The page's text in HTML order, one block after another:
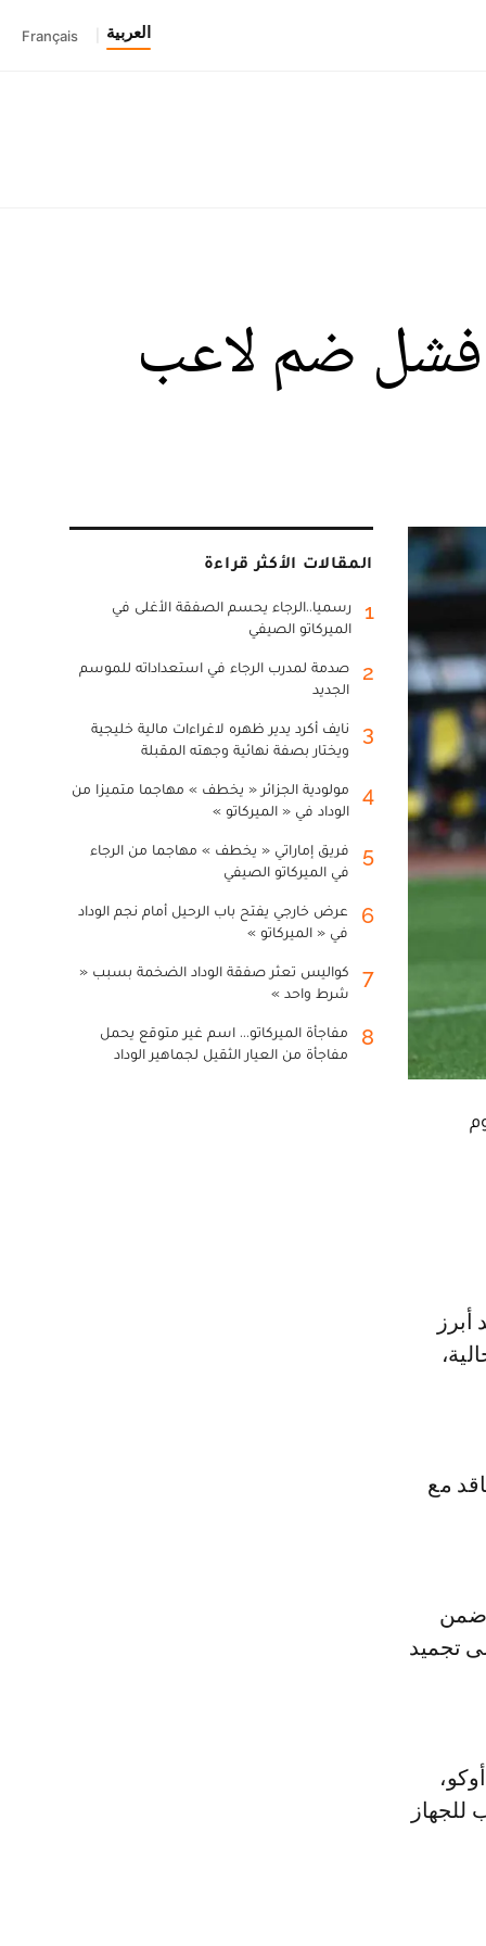
العربية Français
فشل ضم لاعب
مع
ضمن
تجميد
للجهاز
المقالات الأكثر قراءة
1
رسميا..الرجاء يحسم الصفقة الأغلى في
الميركاتو الصيفي
2
صدمة لمدرب الرجاء في استعداداته للموسم
الجديد
3
نايف أكرد يدير ظهره لاغراءات مالية خليجية
ويختار بصفة نهائية وجهته المقبلة
4
مولودية الجزائر « يخطف » مهاجما متميزا من
الوداد في « الميركاتو »
5
فريق إماراتي « يخطف » مهاجما من الرجاء
في الميركاتو الصيفي
6
عرض خارجي يفتح باب الرحيل أمام نجم الوداد
في « الميركاتو »
7
كواليس تعثر صفقة الوداد الضخمة بسبب «
شرط واحد »
8
مفاجأة الميركاتو... اسم غير متوقع يحمل
مفاجأة من العيار الثقيل لجماهير الوداد